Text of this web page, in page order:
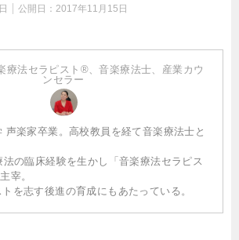
公開日： 2017年11月15日
療法セラピスト®、音楽療法士、産業カウ
ンセラー
声楽家卒業。高校教員を経て音楽療法士と
の臨床経験を生かし「音楽療法セラピス
宰。
を志す後進の育成にもあたっている。